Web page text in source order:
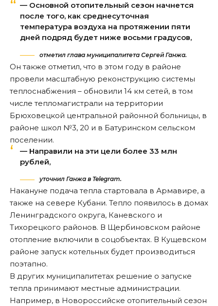
— Основной отопительный сезон начнется
после того, как среднесуточная
температура воздуха на протяжении пяти
дней подряд будет ниже восьми градусов,
отметил глава муниципалитета Сергей Ганжа.
Он также отметил, что в этом году в районе
провели масштабную реконструкцию системы
теплоснабжения – обновили 14 км сетей, в том
числе тепломагистрали на территории
Брюховецкой центральной районной больницы, в
районе школ №3, 20 и в Батуринском сельском
поселении.
— Направили на эти цели более 33 млн
рублей,
уточнил Ганжа в Telegram.
Накануне подача тепла стартовала в Армавире, а
также на севере Кубани. Тепло появилось в домах
Ленинградского округа, Каневского и
Тихорецкого районов. В Щербиновском районе
отопление включили в соцобъектах. В Кущевском
районе запуск котельных будет производиться
поэтапно.
В других муниципалитетах решение о запуске
тепла принимают местные администрации.
Например, в Новороссийске отопительный сезон